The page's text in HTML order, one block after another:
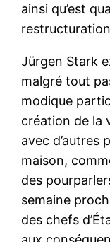
ainsi qu’est
Jürgen Stark
malgré tout
modique
création de la
avec d’autres
maison,
des
semaine
des chefs